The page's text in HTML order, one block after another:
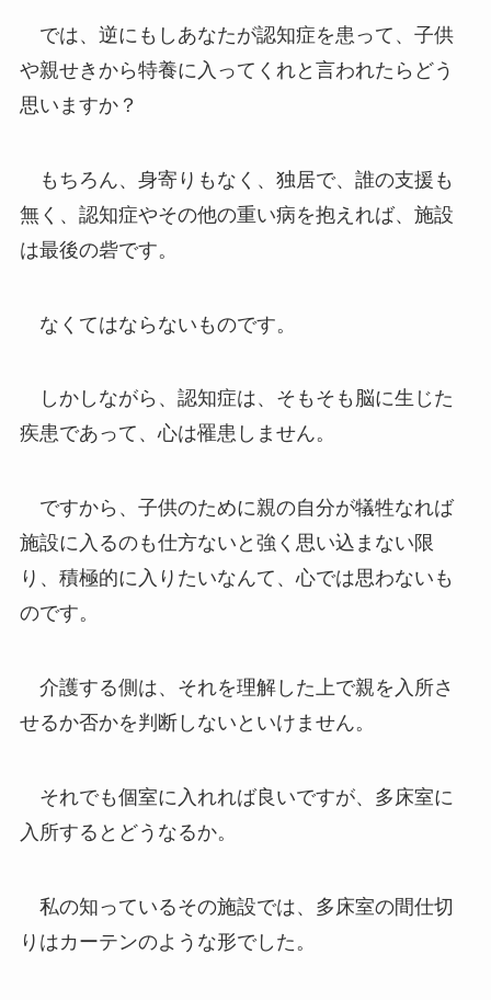
では、逆にもしあなたが認知症を患って、子供
や親せきから特養に入ってくれと言われたらどう
思いますか？
もちろん、身寄りもなく、独居で、誰の支援も
無く、認知症やその他の重い病を抱えれば、施設
は最後の砦です。
なくてはならないものです。
しかしながら、認知症は、そもそも脳に生じた
疾患であって、心は罹患しません。
ですから、子供のために親の自分が犠牲なれば
施設に入るのも仕方ないと強く思い込まない限
り、積極的に入りたいなんて、心では思わないも
のです。
介護する側は、それを理解した上で親を入所さ
せるか否かを判断しないといけません。
それでも個室に入れれば良いですが、多床室に
入所するとどうなるか。
私の知っているその施設では、多床室の間仕切
りはカーテンのような形でした。